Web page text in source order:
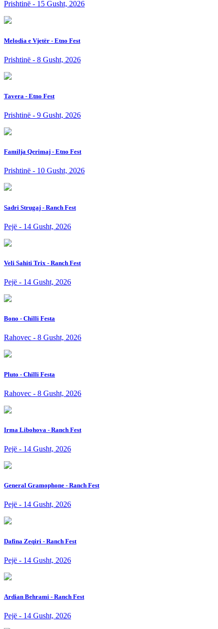
Prishtinë - 15 Gusht, 2026
Melodia e Vjetër - Etno Fest
Prishtinë - 8 Gusht, 2026
Tavera - Etno Fest
Prishtinë - 9 Gusht, 2026
Familja Qerimaj - Etno Fest
Prishtinë - 10 Gusht, 2026
Sadri Strugaj - Ranch Fest
Pejë - 14 Gusht, 2026
Veli Sahiti Trix - Ranch Fest
Pejë - 14 Gusht, 2026
Bono - Chilli Festa
Rahovec - 8 Gusht, 2026
Pluto - Chilli Festa
Rahovec - 8 Gusht, 2026
Irma Libohova - Ranch Fest
Pejë - 14 Gusht, 2026
General Gramophone - Ranch Fest
Pejë - 14 Gusht, 2026
Dafina Zeqiri - Ranch Fest
Pejë - 14 Gusht, 2026
Ardian Behrami - Ranch Fest
Pejë - 14 Gusht, 2026